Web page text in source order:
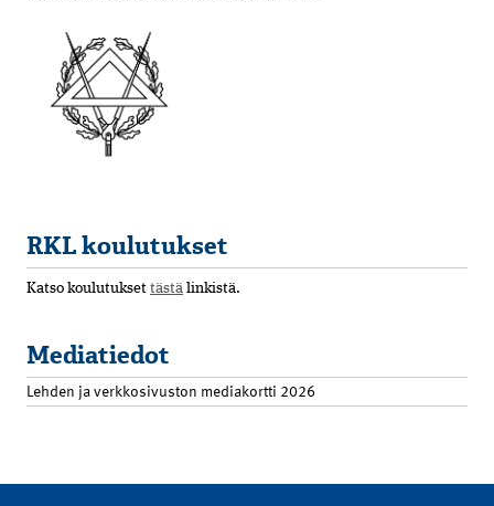
RKL koulutukset
Katso koulutukset tästä linkistä.
Mediatiedot
Lehden ja verkkosivuston mediakortti 2026